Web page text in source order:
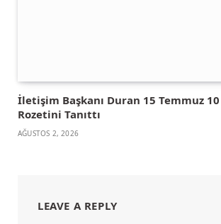
İletişim Başkanı Duran 15 Temmuz 10
Rozetini Tanıttı
AĞUSTOS 2, 2026
LEAVE A REPLY